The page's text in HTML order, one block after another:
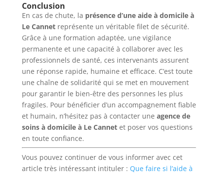
Conclusion
En cas de chute, la présence d’une aide à domicile à
Le Cannetreprésente un véritable filet de sécurité.
Grâce à une formation adaptée, une vigilance
permanente et une capacité à collaborer avec les
professionnels de santé, ces intervenants assurent
une réponse rapide, humaine et efficace. C’est toute
une chaîne de solidarité qui se met en mouvement
pour garantir le bien-être des personnes les plus
fragiles. Pour bénéficier d’un accompagnement fiable
et humain, n’hésitez pas à contacter une agence de
soins à domicile à Le Cannetet poser vos questions
en toute confiance.
Vous pouvez continuer de vous informer avec cet
article très intéressant intituler : Que faire si l’aide à